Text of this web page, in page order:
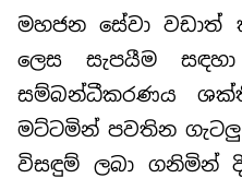
මහජන සේවා වඩාත්
ලෙස සැපයීම
සම්බන්ධීකරණය
මට්ටමින් පවතින ගැටලු
විසඳුම් ලබා ගනිමින්